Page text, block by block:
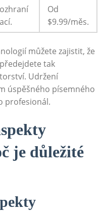
Od
$9.99/měs.
můžete zajistit, že
tak
Udržení
úspěšného písemného
profesionál.
je důležité